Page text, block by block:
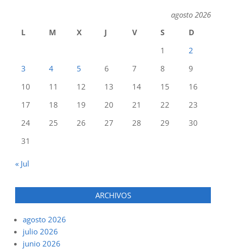
agosto 2026
L
M X J V S
D
1
2
3
4 5 6 7 8
9
10
11 12 13 14 15
16
17
18 19 20 21 22
23
24
25 26 27 28 29
30
31
« Jul
ARCHIVOS
agosto 2026
julio 2026
junio 2026